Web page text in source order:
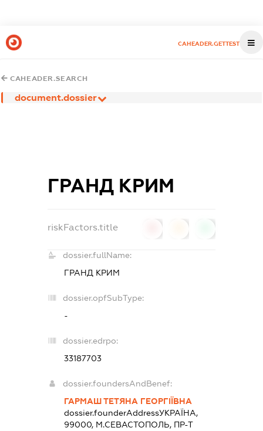
CAHEADER.GETTEST
CAHEADER.SEARCH
document.dossier
ГРАНД КРИМ
riskFactors.title
dossier.fullName:
ГРАНД КРИМ
dossier.opfSubType:
-
dossier.edrpo:
33187703
dossier.foundersAndBenef:
ГАРМАШ ТЕТЯНА ГЕОРГІЇВНА
dossier.founderAddressУКРАЇНА,
99000, М.СЕВАСТОПОЛЬ, ПР-Т